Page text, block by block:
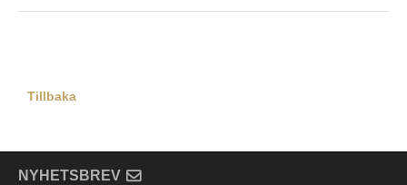
Tillbaka
NYHETSBREV